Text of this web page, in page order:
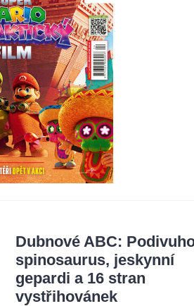
Dubnové ABC:
spinosaurus, jeskynní
gepardi a 16 stran
vystřihovánek